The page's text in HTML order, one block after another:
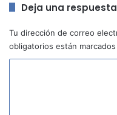
Deja una respuesta
Tu dirección de correo
obligatorios están